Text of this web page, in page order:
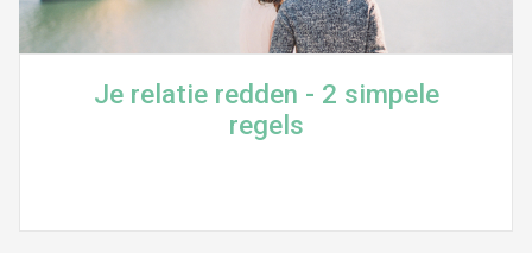
Je relatie redden - 2 simpele
regels